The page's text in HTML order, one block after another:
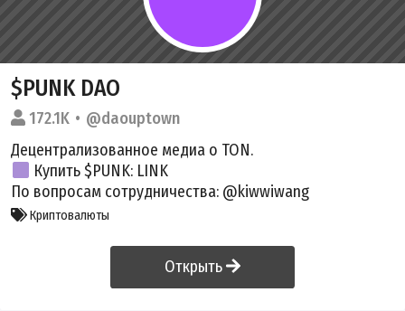
$PUNK DAO
172.1K
@daouptown
Децентрализованное медиа о TON.
Купить $PUNK: LINK
По вопросам сотрудничества: @kiwwiwang
Криптовалюты
Открыть